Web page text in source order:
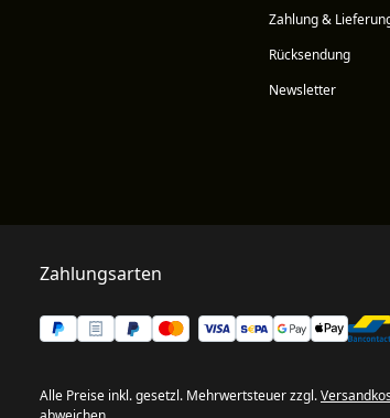
Zahlung &
Rücksendung
Newsletter
Zahlungsarten
Alle Preise inkl. gesetzl. Mehrwertsteuer zzgl.